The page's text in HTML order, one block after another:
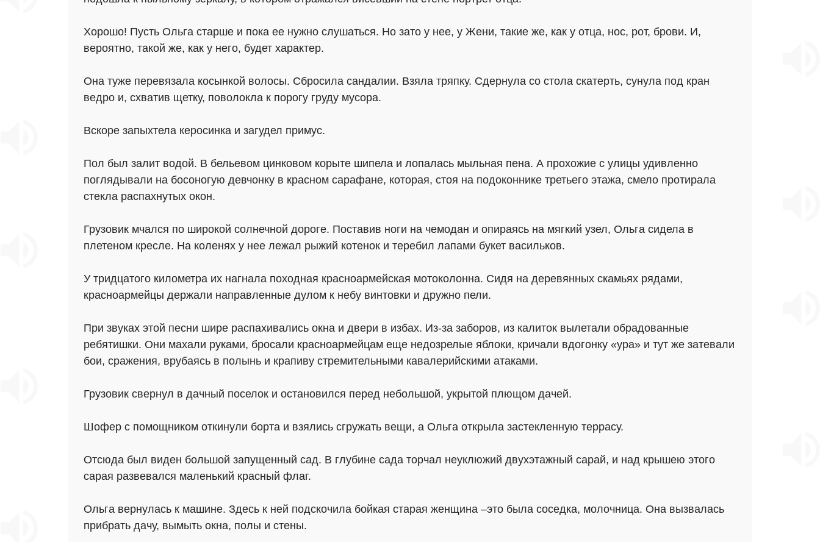
Хорошо! Пусть Ольга старше и пока ее нужно слушаться. Но зато у нее, у Жени, такие же, как у отца, нос, рот, брови. И,
вероятно, такой же, как у него, будет характер.
Она туже перевязала косынкой волосы. Сбросила сандалии. Взяла тряпку. Сдернула со стола скатерть, сунула под кран
ведро и, схватив щетку, поволокла к порогу груду мусора.
Вскоре запыхтела керосинка и загудел примус.
Пол был залит водой. В бельевом цинковом корыте шипела и лопалась мыльная пена. А прохожие с улицы удивленно
поглядывали на босоногую девчонку в красном сарафане, которая, стоя на подоконнике третьего этажа, смело протирала
стекла распахнутых окон.
Грузовик мчался по широкой солнечной дороге. Поставив ноги на чемодан и опираясь на мягкий узел, Ольга сидела в
плетеном кресле. На коленях у нее лежал рыжий котенок и теребил лапами букет васильков.
У тридцатого километра их нагнала походная красноармейская мотоколонна. Сидя на деревянных скамьях рядами,
красноармейцы держали направленные дулом к небу винтовки и дружно пели.
При звуках этой песни шире распахивались окна и двери в избах. Из-за заборов, из калиток вылетали обрадованные
ребятишки. Они махали руками, бросали красноармейцам еще недозрелые яблоки, кричали вдогонку «ура» и тут же затевали
бои, сражения, врубаясь в полынь и крапиву стремительными кавалерийскими атаками.
Грузовик свернул в дачный поселок и остановился перед небольшой, укрытой плющом дачей.
Шофер с помощником откинули борта и взялись сгружать вещи, а Ольга открыла застекленную террасу.
Отсюда был виден большой запущенный сад. В глубине сада торчал неуклюжий двухэтажный сарай, и над крышею этого
сарая развевался маленький красный флаг.
Ольга вернулась к машине. Здесь к ней подскочила бойкая старая женщина –это была соседка, молочница. Она вызвалась
прибрать дачу, вымыть окна, полы и стены.